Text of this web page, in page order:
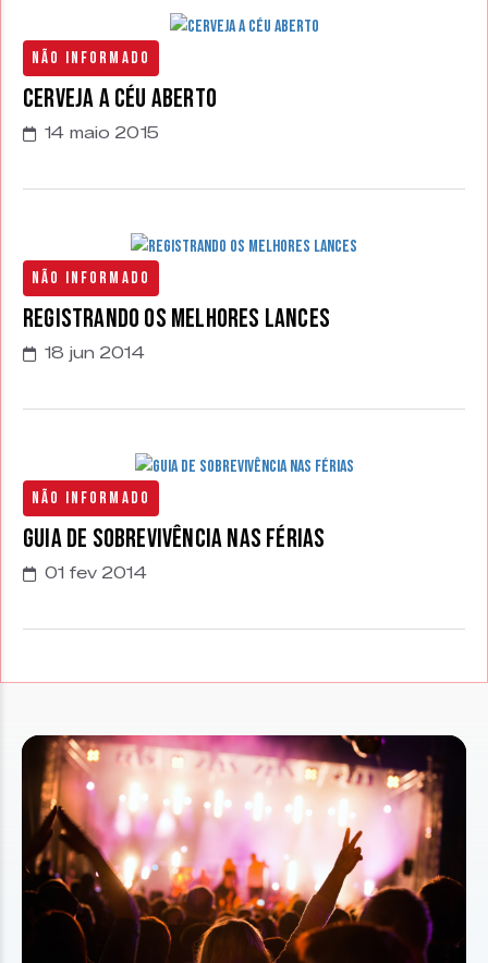
Não Informado
Cerveja a céu aberto
14 maio 2015
Não Informado
Registrando os melhores lances
18 jun 2014
Não Informado
Guia de sobrevivência nas férias
01 fev 2014